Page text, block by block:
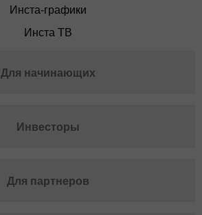
Инста-графики
Инста ТВ
Для начинающих
Инвесторы
Для партнеров